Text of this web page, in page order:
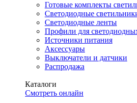
Готовые комплекты
Светодиодные
Светодиодные ленты
Профили для
Источники питания
Аксессуары
Выключатели и датчики
Распродажа
Каталоги
Смотреть онлайн